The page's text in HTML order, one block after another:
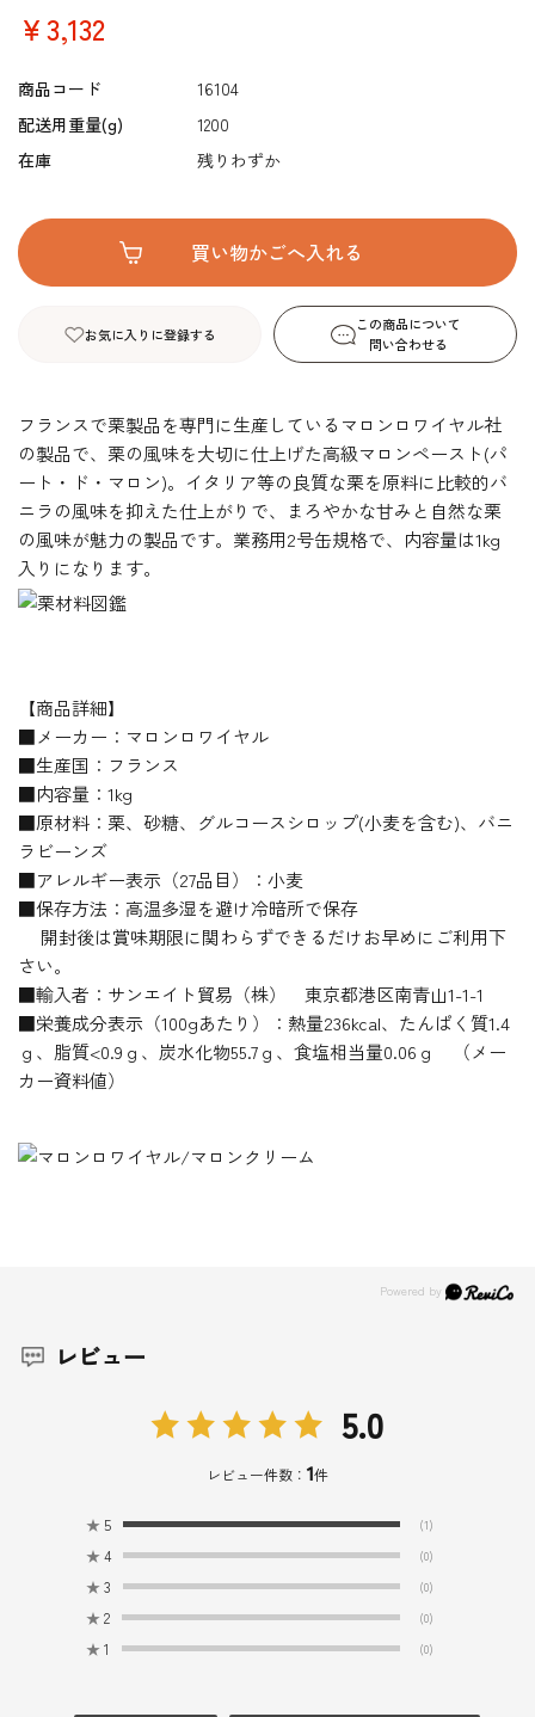
￥3,132
商品コード
16104
配送用重量(g)
1200
在庫
残りわずか
お気に入りに登録する
この商品について
問い合わせる
フランスで栗製品を専門に生産しているマロンロワイヤル社
の製品で、栗の風味を大切に仕上げた高級マロンペースト(パ
ート・ド・マロン)。イタリア等の良質な栗を原料に比較的バ
ニラの風味を抑えた仕上がりで、まろやかな甘みと自然な栗
の風味が魅力の製品です。業務用2号缶規格で、内容量は1kg
入りになります。
【商品詳細】
■メーカー：マロンロワイヤル
■生産国：フランス
■内容量：1kg
■原材料：栗、砂糖、グルコースシロップ(小麦を含む)、バニ
ラビーンズ
■アレルギー表示（27品目）：小麦
■保存方法：高温多湿を避け冷暗所で保存
開封後は賞味期限に関わらずできるだけお早めにご利用下
さい。
■輸入者：サンエイト貿易（株） 東京都港区南青山1-1-1
■栄養成分表示（100gあたり）：熱量236kcal、たんぱく質1.4
ｇ、脂質<0.9ｇ、炭水化物55.7ｇ、食塩相当量0.06ｇ （メー
カー資料値）
レビュー
5.0
レビュー件数： 1件
★ 5 (1)
★ 4 (0)
★ 3 (0)
★ 2 (0)
★ 1 (0)